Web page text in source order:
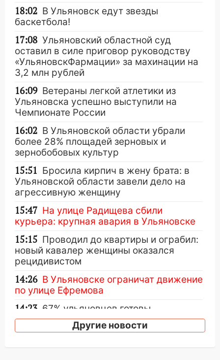
18:02 В Ульяновск едут звезды
баскетбола!
17:08 Ульяновский областной суд
оставил в силе приговор руководству
«УльяновскФармации» за махинации на
3,2 млн рублей
16:09 Ветераны легкой атлетики из
Ульяновска успешно выступили на
Чемпионате России
16:02 В Ульяновской области убрали
более 28% площадей зерновых и
зернобобовых культур
15:51 Бросила кирпич в жену брата: в
Ульяновской области завели дело на
агрессивную женщину
15:47 На улице Радищева сбили
курьера: крупная авария в Ульяновске
15:15 Проводил до квартиры и ограбил:
новый кавалер женщины оказался
рецидивистом
14:26 В Ульяновске ограничат движение
по улице Ефремова
14:23 67% ульяновцев готовы
передумать увольняться, если им
повысят зарплатуДругие новости